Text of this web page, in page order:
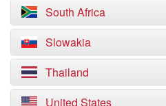
South Africa
Slowakia
Thailand
United States